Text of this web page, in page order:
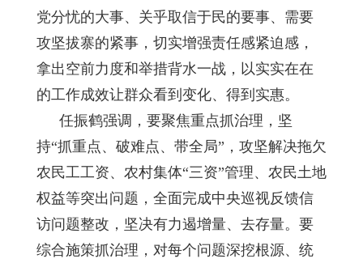
党分忧的大事、关乎取信于民的要事、需要
攻坚拔寨的紧事，切实增强责任感紧迫感，
拿出空前力度和举措背水一战，以实实在在
的工作成效让群众看到变化、得到实惠。
任振鹤强调，要聚焦重点抓治理，坚
持“抓重点、破难点、带全局”，攻坚解决拖欠
农民工工资、农村集体“三资”管理、农民土地
权益等突出问题，全面完成中央巡视反馈信
访问题整改，坚决有力遏增量、去存量。要
综合施策抓治理，对每个问题深挖根源、统